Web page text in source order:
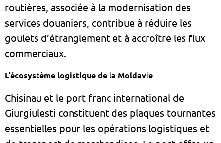
routières, associée à la modernisation des
services douaniers, contribue à réduire les
goulets d’étranglement et à accroître les flux
commerciaux.
L’écosystème logistique de la Moldavie
Chisinau et le port franc international de
Giurgiulesti constituent des plaques tournantes
essentielles pour les opérations logistiques et